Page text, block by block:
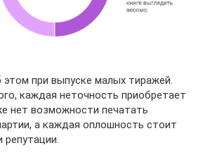
при выпуске малых тиражей.
каждая неточность приобретает
нет возможности печатать
а каждая оплошность стоит
репутации.